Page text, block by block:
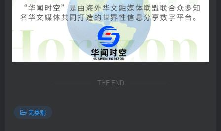
THE END
无类别